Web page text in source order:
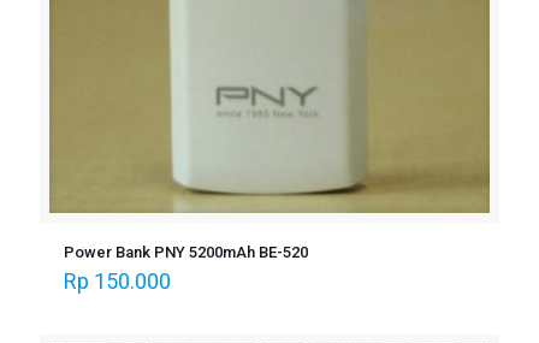
Power Bank PNY 5200mAh BE-520
Rp 150.000